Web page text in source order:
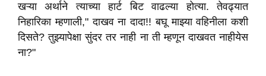
खऱ्या अर्थाने त्याच्या हार्ट बिट वाढल्या होत्या. तेवढ्यात
निहारिका म्हणाली," दाखव ना दादा!! बघू माझ्या वहिनीला कशी
दिसते? तुझ्यापेक्षा सुंदर तर नाही ना ती म्हणून दाखवत नाहीयेस
ना?"